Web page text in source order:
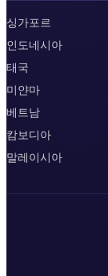
싱가포르
인도네시아
태국
미얀마
베트남
캄보디아
말레이시아